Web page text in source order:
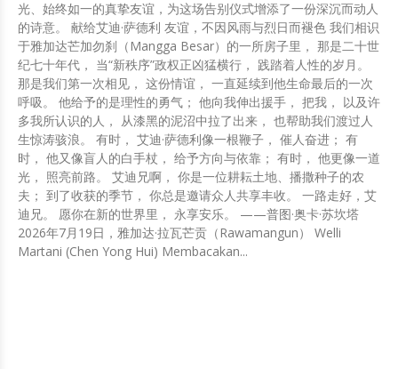
光、始终如一的真挚友谊，为这场告别仪式增添了一份深沉而动人
的诗意。 献给艾迪·萨德利 友谊，不因风雨与烈日而褪色 我们相识
于雅加达芒加勿刹（Mangga Besar）的一所房子里， 那是二十世
纪七十年代， 当“新秩序”政权正凶猛横行， 践踏着人性的岁月。
那是我们第一次相见， 这份情谊， 一直延续到他生命最后的一次
呼吸。 他给予的是理性的勇气； 他向我伸出援手， 把我， 以及许
多我所认识的人， 从漆黑的泥沼中拉了出来， 也帮助我们渡过人
生惊涛骇浪。 有时， 艾迪·萨德利像一根鞭子， 催人奋进； 有
时， 他又像盲人的白手杖， 给予方向与依靠； 有时， 他更像一道
光， 照亮前路。 艾迪兄啊， 你是一位耕耘土地、播撒种子的农
夫； 到了收获的季节， 你总是邀请众人共享丰收。 一路走好，艾
迪兄。 愿你在新的世界里， 永享安乐。 ——普图·奥卡·苏坎塔
2026年7月19日，雅加达·拉瓦芒贡（Rawamangun） Welli
Martani (Chen Yong Hui) Membacakan...